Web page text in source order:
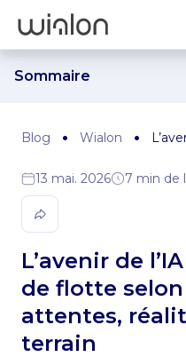
Sommaire
Une responsabilité
Valeur ajoutée et barrières à
L’approche de Wialon
Blog Wialon
13 mai. 2026 7 min de
L’avenir de
de flotte
attentes,
terrain